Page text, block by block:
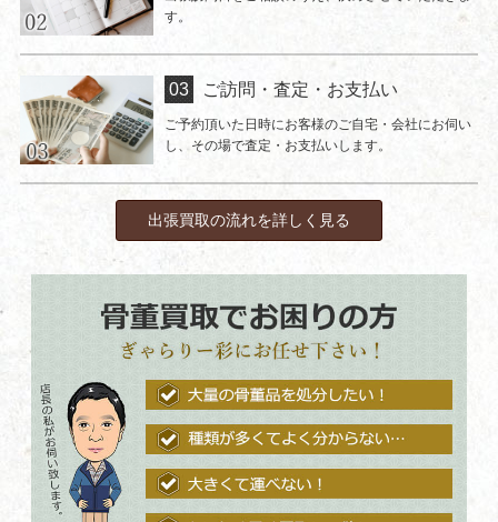
す。
ご訪問・査定・お支払い
ご予約頂いた日時にお客様のご自宅・会社にお伺い
し、その場で査定・お支払いします。
出張買取の流れを詳しく見る